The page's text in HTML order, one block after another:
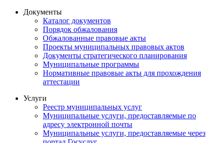
Документы
Каталог документов
Порядок обжалования
Обжалованные правовые акты
Проекты муниципальных правовых актов
Документы стратегического планирования
Муниципальные программы
Нормативные правовые акты для прохождения
аттестации
Услуги
Реестр муниципальных услуг
Муниципальные услуги, предоставляемые по
адресу электронной почты
Муниципальные услуги, предоставляемые через